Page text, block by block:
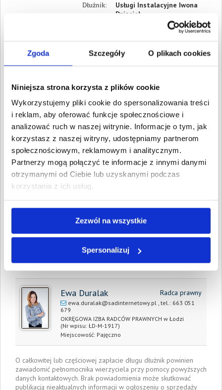
Zgoda Szczegóły O plikach cookies
Niniejsza strona korzysta z plików cookie
Wykorzystujemy pliki cookie do spersonalizowania treści
i reklam, aby oferować funkcje społecznościowe i
analizować ruch w naszej witrynie. Informacje o tym, jak
korzystasz z naszej witryny, udostępniamy partnerom
społecznościowym, reklamowym i analitycznym.
Partnerzy mogą połączyć te informacje z innymi danymi
otrzymanymi od Ciebie lub uzyskanymi podczas
korzystania z ich usług.
Zezwól na wszystkie
Spersonalizuj
Dłużnik:
Usługi Instalacyjne Iwona
Dzięcioł
Opolskie
Wartość:3 800,00 PLN
2021
W sumie: Wartość:3 800,00 PLN
Koszty sądowe:
650,39 PLN
Spłacono:
0,00 PLN
Całkowita
wartość wierzytelności:
4 450,39 PLN
zapłaty/
wyrok sądu z dnia:
Data wystawienia: 17 lipca 2022
Pełnomocnik wierzyciela:
Ewa Duralak Radca prawny
ewa.duralak@sadinternetowy.pl , tel.: 663 051
679
OKRĘGOWA IZBA RADCÓW PRAWNYCH w Łodzi
(Nr wpisu: ŁD-M-1917)
Miejscowość: Pajęczno
O całkowitej lub częściowej zapłacie długu dłużnik powinien
zawiadomić pełnomocnika wierzyciela przy pomocy powyższych
danych kontaktowych. Brak powiadomienia może skutkować
publikacją nieaktualnych informacji w ogłoszeniu o sprzedaży